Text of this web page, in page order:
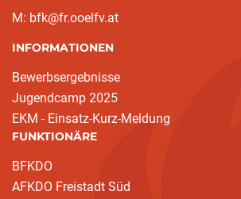
M: bfk@fr.ooelfv.at
INFORMATIONEN
Bewerbsergebnisse
Jugendcamp 2025
EKM - Einsatz-Kurz-Meldung
FUNKTIONÄRE
BFKDO
AFKDO Freistadt Süd